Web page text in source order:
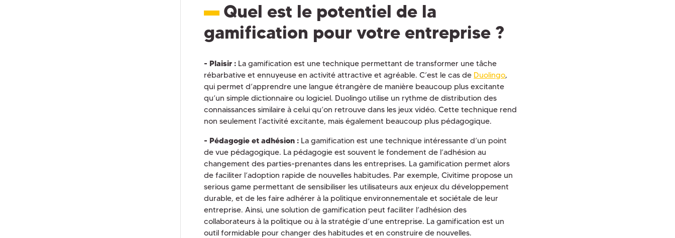
Quel est le potentiel de la
gamification pour votre entreprise ?
- Plaisir : La gamification est une technique permettant de transformer une tâche
rébarbative et ennuyeuse en activité attractive et agréable. C’est le cas de Duolingo,
qui permet d’apprendre une langue étrangère de manière beaucoup plus excitante
qu’un simple dictionnaire ou logiciel. Duolingo utilise un rythme de distribution des
connaissances similaire à celui qu’on retrouve dans les jeux vidéo. Cette technique rend
non seulement l’activité excitante, mais également beaucoup plus pédagogique.
- Pédagogie et adhésion : La gamification est une technique intéressante d’un point
de vue pédagogique. La pédagogie est souvent le fondement de l’adhésion au
changement des parties-prenantes dans les entreprises. La gamification permet alors
de faciliter l’adoption rapide de nouvelles habitudes. Par exemple, Civitime propose un
serious game permettant de sensibiliser les utilisateurs aux enjeux du développement
durable, et de les faire adhérer à la politique environnementale et sociétale de leur
entreprise. Ainsi, une solution de gamification peut faciliter l’adhésion des
collaborateurs à la politique ou à la stratégie d’une entreprise. La gamification est un
outil formidable pour changer des habitudes et en construire de nouvelles.